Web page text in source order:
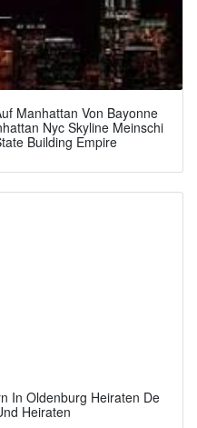
Manhattan Von Bayonne
Nyc Skyline Meinschi
Building Empire
In Oldenburg Heiraten De
Heiraten